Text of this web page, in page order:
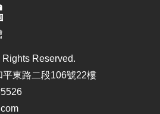
Reserved.
東路二段106號22樓